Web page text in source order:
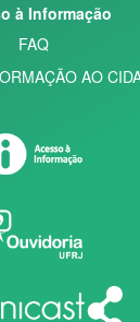
à Informação
FAQ
AO